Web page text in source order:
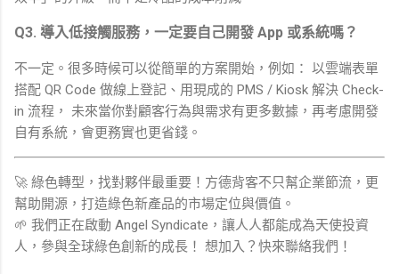
Q3. 導入低接觸服務，一定要自己開發 App 或系統嗎？
不一定。很多時候可以從簡單的方案開始，例如： 以雲端表單
搭配 QR Code 做線上登記、用現成的 PMS / Kiosk 解決 Check-
in 流程， 未來當你對顧客行為與需求有更多數據，再考慮開發
自有系統，會更務實也更省錢。
🚀 綠色轉型，找對夥伴最重要！方德背客不只幫企業節流，更
幫助開源，打造綠色新產品的市場定位與價值。
🌱 我們正在啟動 Angel Syndicate，讓人人都能成為天使投資
人，參與全球綠色創新的成長！ 想加入？快來聯絡我們！